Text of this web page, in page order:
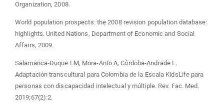
Organization, 2008.
World population prospects: the 2008 revision population database:
highlights. United Nations, Department of Economic and Social
Affairs, 2009.
Salamanca-Duque LM, Mora-Anto A, Córdoba-Andrade L.
Adaptación transcultural para Colombia de la Escala KidsLife para
personas con discapacidad intelectual y múltiple. Rev. Fac. Med.
2019;67(2):2.